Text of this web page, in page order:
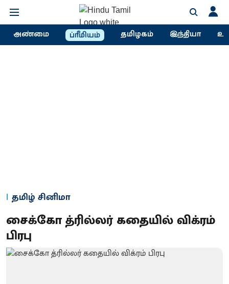
அண்மை ப்ரீமியம் தமிழகம் இந்தியா
தமிழ் சினிமா
சைக்கோ த்ரில்லர் கதையில் விக்ரம்
பிரபு